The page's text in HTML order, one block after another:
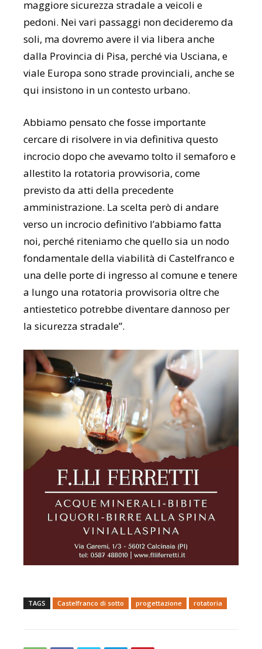
maggiore sicurezza stradale a veicoli e
pedoni. Nei vari passaggi non decideremo da
soli, ma dovremo avere il via libera anche
dalla Provincia di Pisa, perché via Usciana, e
viale Europa sono strade provinciali, anche se
qui insistono in un contesto urbano.
Abbiamo pensato che fosse importante
cercare di risolvere in via definitiva questo
incrocio dopo che avevamo tolto il semaforo e
allestito la rotatoria provvisoria, come
previsto da atti della precedente
amministrazione. La scelta però di andare
verso un incrocio definitivo l’abbiamo fatta
noi, perché riteniamo che quello sia un nodo
fondamentale della viabilità di Castelfranco e
una delle porte di ingresso al comune e tenere
a lungo una rotatoria provvisoria oltre che
antiestetico potrebbe diventare dannoso per
la sicurezza stradale”.
TAGS Castelfranco di sotto progettazione rotatoria